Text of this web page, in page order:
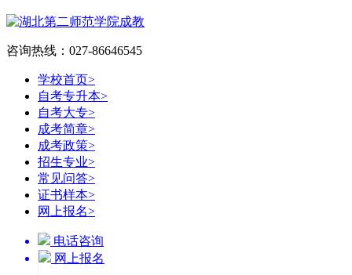
咨询热线：027-86646545
学校首页>
自考专升本>
自考大专>
成考简章>
成考政策>
招生专业>
常见问答>
证书样本>
网上报名>
电话咨询
网上报名